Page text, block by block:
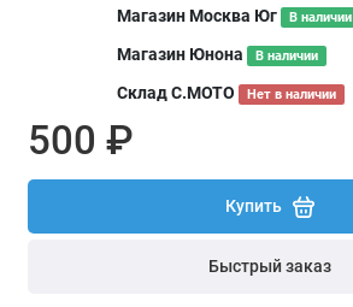
Магазин Москва Юг В наличии
Магазин Юнона В наличии
Склад С.МОТО Нет в наличии
500 ₽
Купить
Быстрый заказ